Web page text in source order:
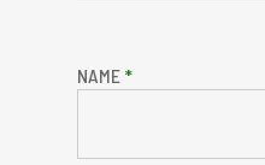
NAME *